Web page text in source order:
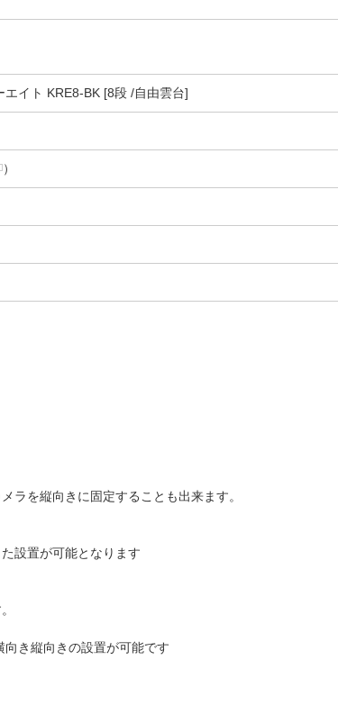
イト KRE8-BK [8段 /自由雲台]
）
ラを縦向きに固定することも出来ます。
設置が可能となります
き縦向きの設置が可能です